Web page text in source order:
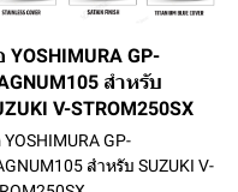
YOSHIMURA GP-
สำหรับ
V-STROM250SX
GP-
สำหรับ SUZUKI V-